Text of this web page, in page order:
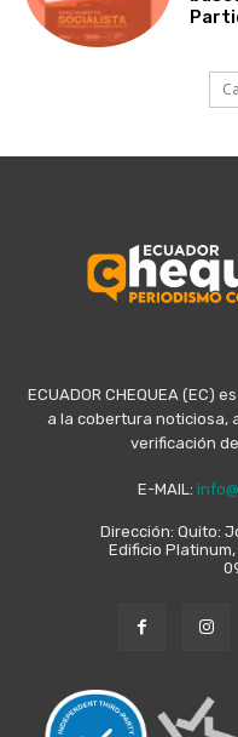
ECUADOR CHEQUEA (EC)
a la cobertura noticiosa,
verificación
E-MAIL:
Dirección: Quito:
Edificio Platinum,